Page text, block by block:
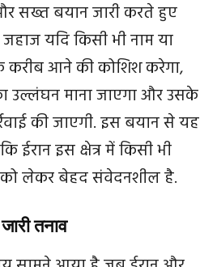
सख्त बयान जारी करते हुए
यदि किसी भी नाम या
करीब आने की कोशिश करेगा,
उल्लंघन माना जाएगा और उसके
की जाएगी. इस बयान से यह
ईरान इस क्षेत्र में किसी भी
को लेकर बेहद संवेदनशील है.
तनाव